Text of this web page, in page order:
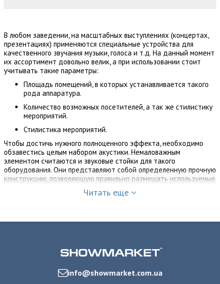
В любом заведении, на масштабных выступлениях (концертах,
презентациях) применяются специальные устройства для
качественного звучания музыки, голоса и т.д. На данный момент
их ассортимент довольно велик, а при использовании стоит
учитывать такие параметры:
Площадь помещений, в которых устанавливается такого
рода аппаратура.
Количество возможных посетителей, а так же стилистику
мероприятий.
Стилистика мероприятий.
Чтобы достичь нужного полноценного эффекта, необходимо
обзавестись целым набором акустики. Немаловажным
элементом считаются и звуковые стойки для такого
оборудования. Они представляют собой определенную прочную
конструкцию, позволяющую правильно размещать используемые
музыкальные составляющие.Читать еще
info@showmarket.com.ua